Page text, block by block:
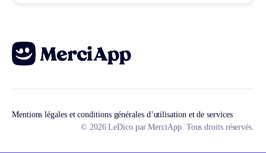
Mentions légales et conditions générales d’utilisation et de services
© 2026 LeDico par MerciApp. Tous droits réservés.